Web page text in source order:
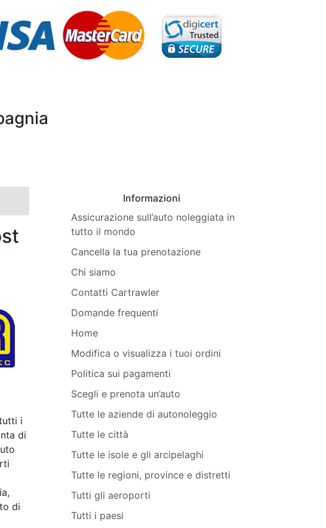
i
di
di
Informazioni
Assicurazione sull’auto noleggiata in
tutto il mondo
Cancella la tua prenotazione
Chi siamo
Contatti Cartrawler
Domande frequenti
Home
Modifica o visualizza i tuoi ordini
Politica sui pagamenti
Scegli e prenota un’auto
Tutte le aziende di autonoleggio
Tutte le città
Tutte le isole e gli arcipelaghi
Tutte le regioni, province e distretti
Tutti gli aeroporti
Tutti i paesi